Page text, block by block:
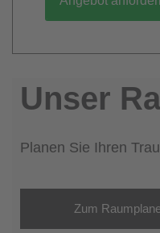
Unser
Planen Sie Ihren
Zum